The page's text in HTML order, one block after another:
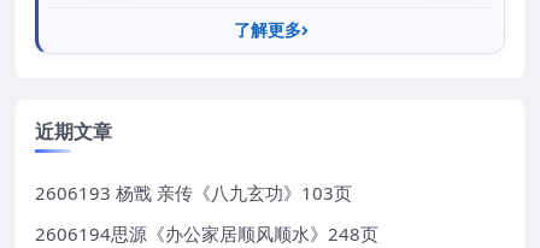
了解更多
近期文章
2606193 杨戬 亲传《八九玄功》103页
2606194思源《办公家居顺风顺水》248页